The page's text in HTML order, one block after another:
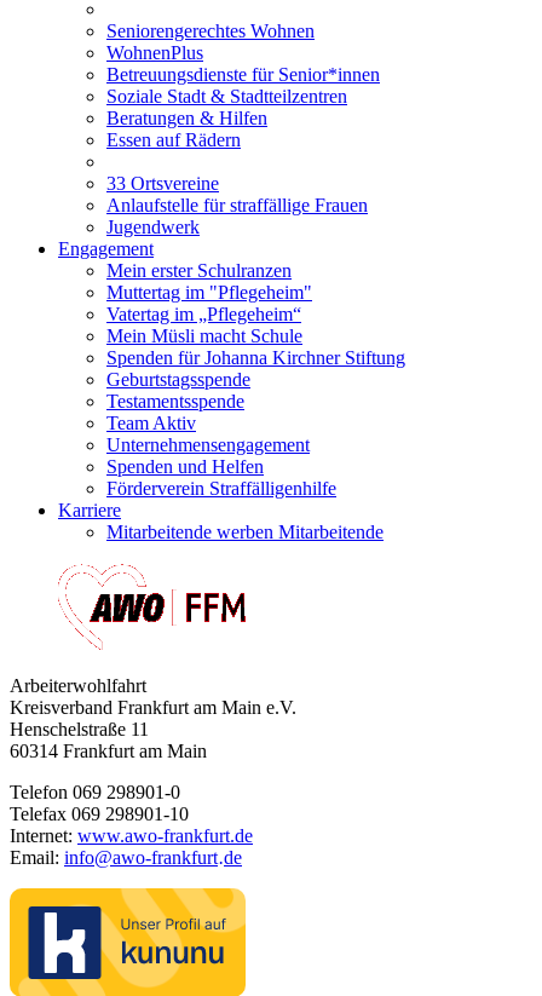
Seniorengerechtes Wohnen
WohnenPlus
Betreuungsdienste für Senior*innen
Soziale Stadt & Stadtteilzentren
Beratungen & Hilfen
Essen auf Rädern
33 Ortsvereine
Anlaufstelle für straffällige Frauen
Jugendwerk
Engagement
Mein erster Schulranzen
Muttertag im "Pflegeheim"
Vatertag im „Pflegeheim“
Mein Müsli macht Schule
Spenden für Johanna Kirchner Stiftung
Geburtstagsspende
Testamentsspende
Team Aktiv
Unternehmensengagement
Spenden und Helfen
Förderverein Straffälligenhilfe
Karriere
Mitarbeitende werben Mitarbeitende
Arbeiterwohlfahrt
Kreisverband Frankfurt am Main e.V.
Henschelstraße 11
60314 Frankfurt am Main
Telefon 069 298901-0
Telefax 069 298901-10
Internet: www.awo-frankfurt.de
Email: info@awo-frankfurt·de